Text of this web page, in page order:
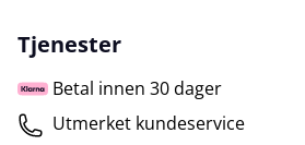
Tjenester
Betal innen 30 dager
Utmerket kundeservice